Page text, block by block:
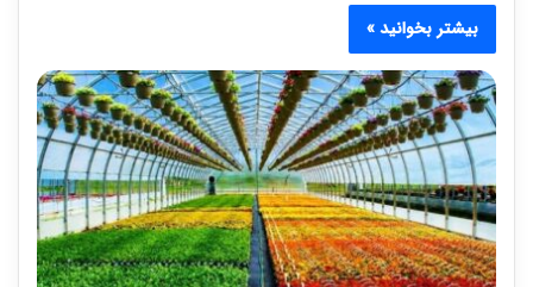
بیشتر بخوانید »